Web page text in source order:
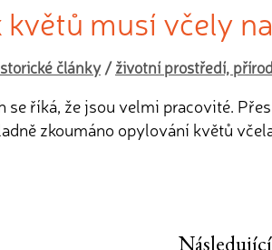
květů musí včely
články/životní prostředí,
se říká, že jsou velmi pracovité.
zkoumáno opylování květů